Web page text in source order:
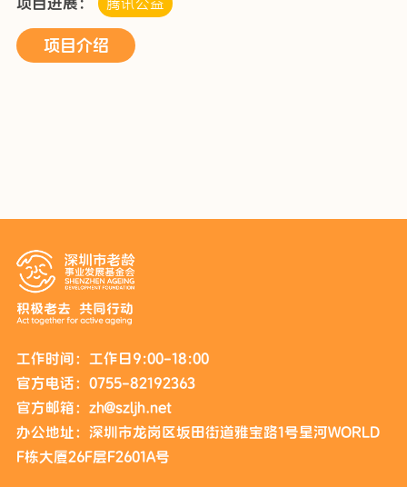
齡、行动不便老人开展上门理发、上门探望、生活料理、
助…
腾讯公益
项目介绍
工作时间：工作日9:00-18:00
官方电话：0755-82192363
官方邮箱：zh@szljh.net
办公地址：深圳市龙岗区坂田街道雅宝路1号星河WORLD
F栋大厦26F层F2601A号